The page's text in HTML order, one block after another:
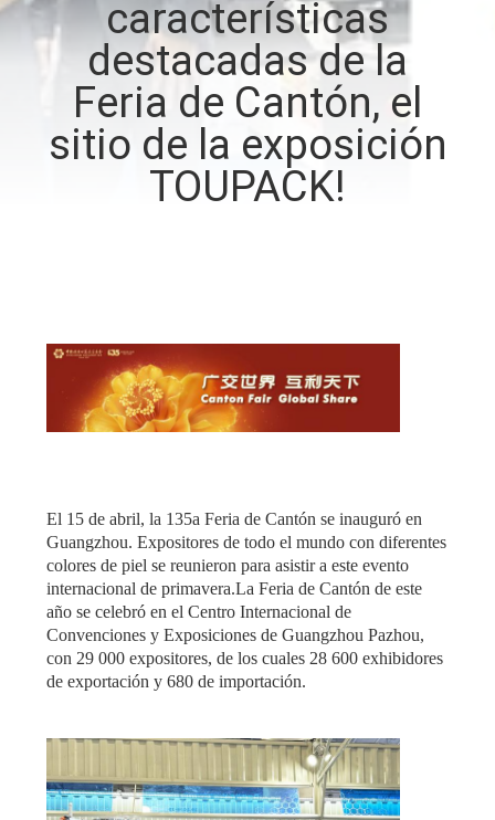
CONTROL
CALIDAD
CONTÁCTENOS
CASOS
SOLICITAR UN
MAPA
DEL
SITIO
POLÍTICA
PRIVACIDAD
características
destacadas de la
Feria de Cantón, el
sitio de la exposición
TOUPACK!
El 15 de abril, la 135a Feria de Cantón se inauguró en
Guangzhou. Expositores de todo el mundo con diferentes
colores de piel se reunieron para asistir a este evento
internacional de primavera.La Feria de Cantón de este
año se celebró en el Centro Internacional de
Convenciones y Exposiciones de Guangzhou Pazhou,
con 29 000 expositores, de los cuales 28 600 exhibidores
de exportación y 680 de importación.